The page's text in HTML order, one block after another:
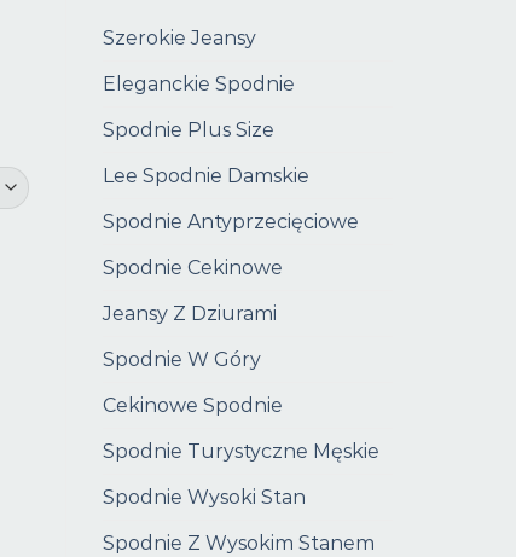
Szerokie Jeansy
Eleganckie Spodnie
Spodnie Plus Size
Lee Spodnie Damskie
Spodnie Antyprzecięciowe
Spodnie Cekinowe
Jeansy Z Dziurami
Spodnie W Góry
Cekinowe Spodnie
Spodnie Turystyczne Męskie
Spodnie Wysoki Stan
Spodnie Z Wysokim Stanem